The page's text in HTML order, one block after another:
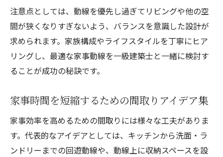
注意点としては、動線を優先し過ぎてリビングや他の空
間が狭くなりすぎないよう、バランスを意識した設計が
求められます。家族構成やライフスタイルを丁寧にヒア
リングし、最適な家事動線を一級建築士と一緒に検討す
ることが成功の秘訣です。
家事時間を短縮するための間取りアイデア集
家事効率を高めるための間取りには様々な工夫がありま
す。代表的なアイデアとしては、キッチンから洗面・ラ
ンドリーまでの回遊動線や、動線上に収納スペースを設